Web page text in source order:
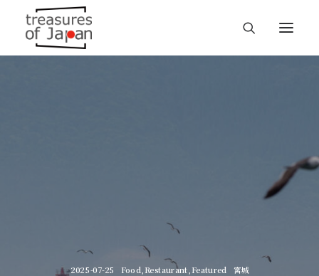
2025-07-25 Food Restaurant Featured 宮城